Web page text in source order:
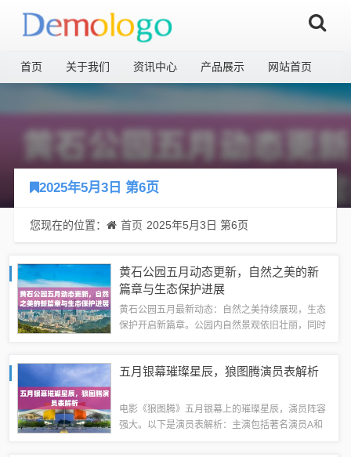
首页 关于我们 资讯中心 产品展示 网站首页
2025年5月3日 第6页
您现在的位置： 首页 2025年5月3日 第6页
黄石公园五月动态更新，自然之美的新
篇章与生态保护进展
黄石公园五月最新动态：自然之美持续展现，生态
保护开启新篇章。公园内自然景观依旧壮丽，同时
观得到了更好的保护，吸引了更多游客前来欣...
五月银幕璀璨星辰，狼图腾演员表解析
电影《狼图腾》五月银幕上的璀璨星辰，演员阵容
强大。以下是演员表解析：主演包括著名演员A和